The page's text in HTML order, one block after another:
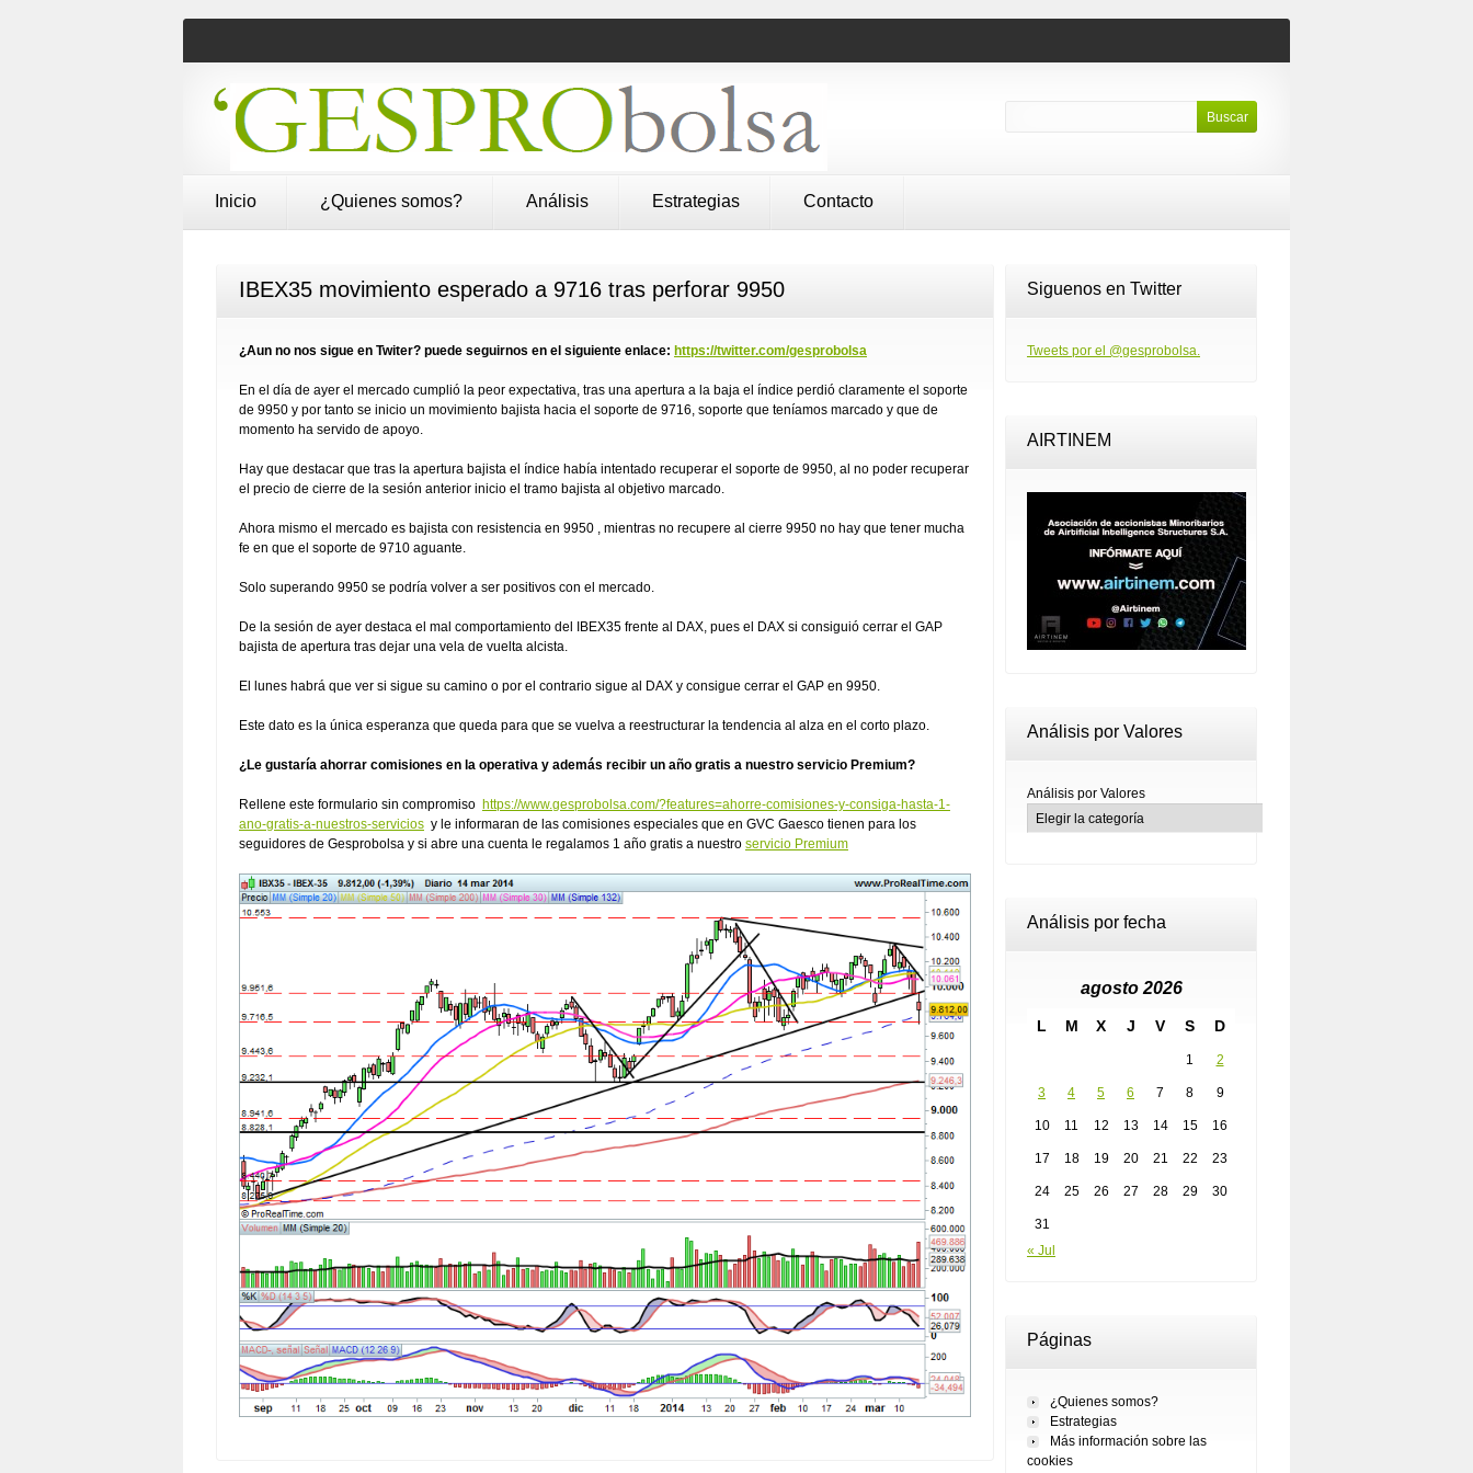
Inicio ¿Quienes somos? Análisis Estrategias Contacto
IBEX35 movimiento esperado a 9716 tras perforar 9950
¿Aun no nos sigue en Twiter? puede seguirnos en el siguiente enlace: https://twitter.com/gesprobolsa
En el día de ayer el mercado cumplió la peor expectativa, tras una apertura a la baja el índice perdió claramente el soporte
de 9950 y por tanto se inicio un movimiento bajista hacia el soporte de 9716, soporte que teníamos marcado y que de
momento ha servido de apoyo.
Hay que destacar que tras la apertura bajista el índice había intentado recuperar el soporte de 9950, al no poder recuperar
el precio de cierre de la sesión anterior inicio el tramo bajista al objetivo marcado.
Ahora mismo el mercado es bajista con resistencia en 9950 , mientras no recupere al cierre 9950 no hay que tener mucha
fe en que el soporte de 9710 aguante.
Solo superando 9950 se podría volver a ser positivos con el mercado.
De la sesión de ayer destaca el mal comportamiento del IBEX35 frente al DAX, pues el DAX si consiguió cerrar el GAP
bajista de apertura tras dejar una vela de vuelta alcista.
El lunes habrá que ver si sigue su camino o por el contrario sigue al DAX y consigue cerrar el GAP en 9950.
Este dato es la única esperanza que queda para que se vuelva a reestructurar la tendencia al alza en el corto plazo.
¿Le gustaría ahorrar comisiones en la operativa y además recibir un año gratis a nuestro servicio Premium?
Rellene este formulario sin compromiso https://www.gesprobolsa.com/?features=ahorre-comisiones-y-consiga-hasta-1-
ano-gratis-a-nuestros-servicios y le informaran de las comisiones especiales que en GVC Gaesco tienen para los
seguidores de Gesprobolsa y si abre una cuenta le regalamos 1 año gratis a nuestro servicio Premium
Siguenos en Twitter
Tweets por el @gesprobolsa.
AIRTINEM
Análisis por Valores
Análisis por Valores
Análisis por fecha
agosto 2026
L M X J V S D
1 2
3 4 5 6 7 8 9
10 11 12 13 14 15 16
17 18 19 20 21 22 23
24 25 26 27 28 29 30
31
« Jul
Páginas
¿Quienes somos?
Estrategias
Más información sobre las
cookies